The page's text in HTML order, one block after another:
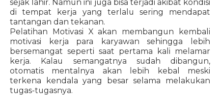
sejak lahir. Namun ini juga bisa terjadi akibat kondisi
di tempat kerja yang terlalu sering mendapat
tantangan dan tekanan.
Pelatihan Motivasi X akan membangun kembali
motivasi kerja para karyawan sehingga lebih
bersemangat seperti saat pertama kali melamar
kerja. Kalau semangatnya sudah dibangun,
otomatis mentalnya akan lebih kebal meski
terkena kendala yang besar selama melakukan
tugas-tugasnya.